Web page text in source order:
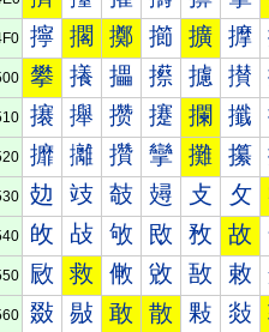
擰 擱 擲 擳 擴 擵
攀 攁 攂 攃 攄 攅
攐 攑 攒 攓 攔 攕
攠 攡 攢 攣 攤 攥
攰 攱 攲 攳 攴 攵
敀 敁 敂 敃 敄 故
敐 救 敒 敓 敔 敕
敠 敡 敢 散 敤 敥